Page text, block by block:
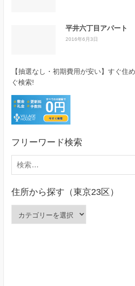
平井六丁目アパート
2016年6月3日
【抽選なし・初期費用が安い】すぐ住
ぐ検索!
フリーワード検索
検
索:
住所から探す（東京23区）